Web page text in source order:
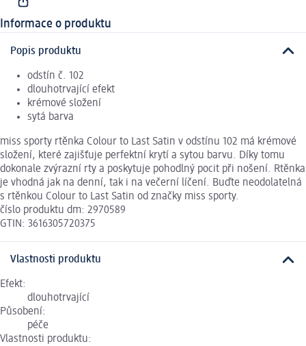
Informace o produktu
Popis produktu
odstín č. 102
dlouhotrvající efekt
krémové složení
sytá barva
miss sporty rtěnka Colour to Last Satin v odstínu 102 má krémové
složení, které zajišťuje perfektní krytí a sytou barvu. Díky tomu
dokonale zvýrazní rty a poskytuje pohodlný pocit při nošení. Rtěnka
je vhodná jak na denní, tak i na večerní líčení. Buďte neodolatelná
s rtěnkou Colour to Last Satin od značky miss sporty.
číslo produktu dm: 2970589
GTIN: 3616305720375
Vlastnosti produktu
Efekt:
dlouhotrvající
Působení:
péče
Vlastnosti produktu: